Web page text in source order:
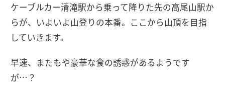
ケーブルカー清滝駅から乗って降りた先の高尾山駅か
らが、いよいよ山登りの本番。ここから山頂を目指
していきます。
早速、またもや豪華な食の誘惑があるようです
が…？